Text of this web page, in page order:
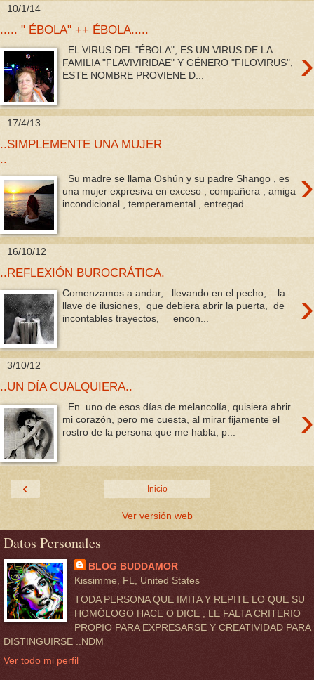
10/1/14
..... " ÉBOLA" ++ ÉBOLA.....
›
EL VIRUS DEL "ÉBOLA", ES UN VIRUS DE LA
FAMILIA "FLAVIVIRIDAE" Y GÉNERO "FILOVIRUS",
ESTE NOMBRE PROVIENE D...
17/4/13
..SIMPLEMENTE UNA MUJER
..
›
Su madre se llama Oshún y su padre Shango , es
una mujer expresiva en exceso , compañera , amiga
incondicional , temperamental , entregad...
16/10/12
..REFLEXIÓN BUROCRÁTICA.
›
Comenzamos a andar, llevando en el pecho, la
llave de ilusiones, que debiera abrir la puerta, de
incontables trayectos, encon...
3/10/12
..UN DÍA CUALQUIERA..
›
En uno de esos días de melancolía, quisiera abrir
mi corazón, pero me cuesta, al mirar fijamente el
rostro de la persona que me habla, p...
‹ Inicio
Ver versión web
Datos Personales
BLOG BUDDAMOR
Kissimme, FL, United States
TODA PERSONA QUE IMITA Y REPITE LO QUE SU
HOMÓLOGO HACE O DICE , LE FALTA CRITERIO
PROPIO PARA EXPRESARSE Y CREATIVIDAD PARA
DISTINGUIRSE ..NDM
Ver todo mi perfil